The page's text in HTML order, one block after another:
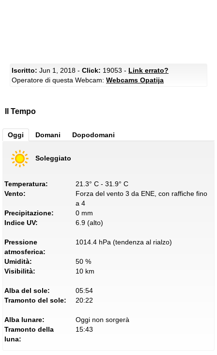
Iscritto: Jun 1, 2018 - Click: 19053 - Link errato?
Operatore di questa Webcam: Webcams Opatija
Il Tempo
Oggi Domani Dopodomani
Soleggiato
Temperatura:
21.3° C - 31.9° C
Vento:
Forza del vento 3 da ENE, con raffiche fino
a 4
Precipitazione:
0 mm
Indice UV:
6.9 (alto)
Pressione
atmosferica:
1014.4 hPa (tendenza al rialzo)
Umidità:
50 %
Visibilità:
10 km
Alba del sole:
05:54
Tramonto del sole:
20:22
Alba lunare:
Oggi non sorgerà
Tramonto della
luna:
15:43